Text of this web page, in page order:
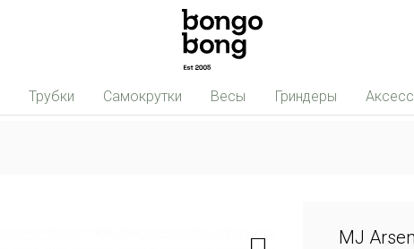
Трубки Самокрутки Весы Гриндеры
MJ